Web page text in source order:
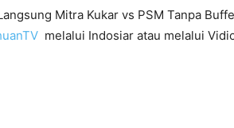
Mitra Kukar vs PSM Tanpa
melalui Indosiar atau melalui